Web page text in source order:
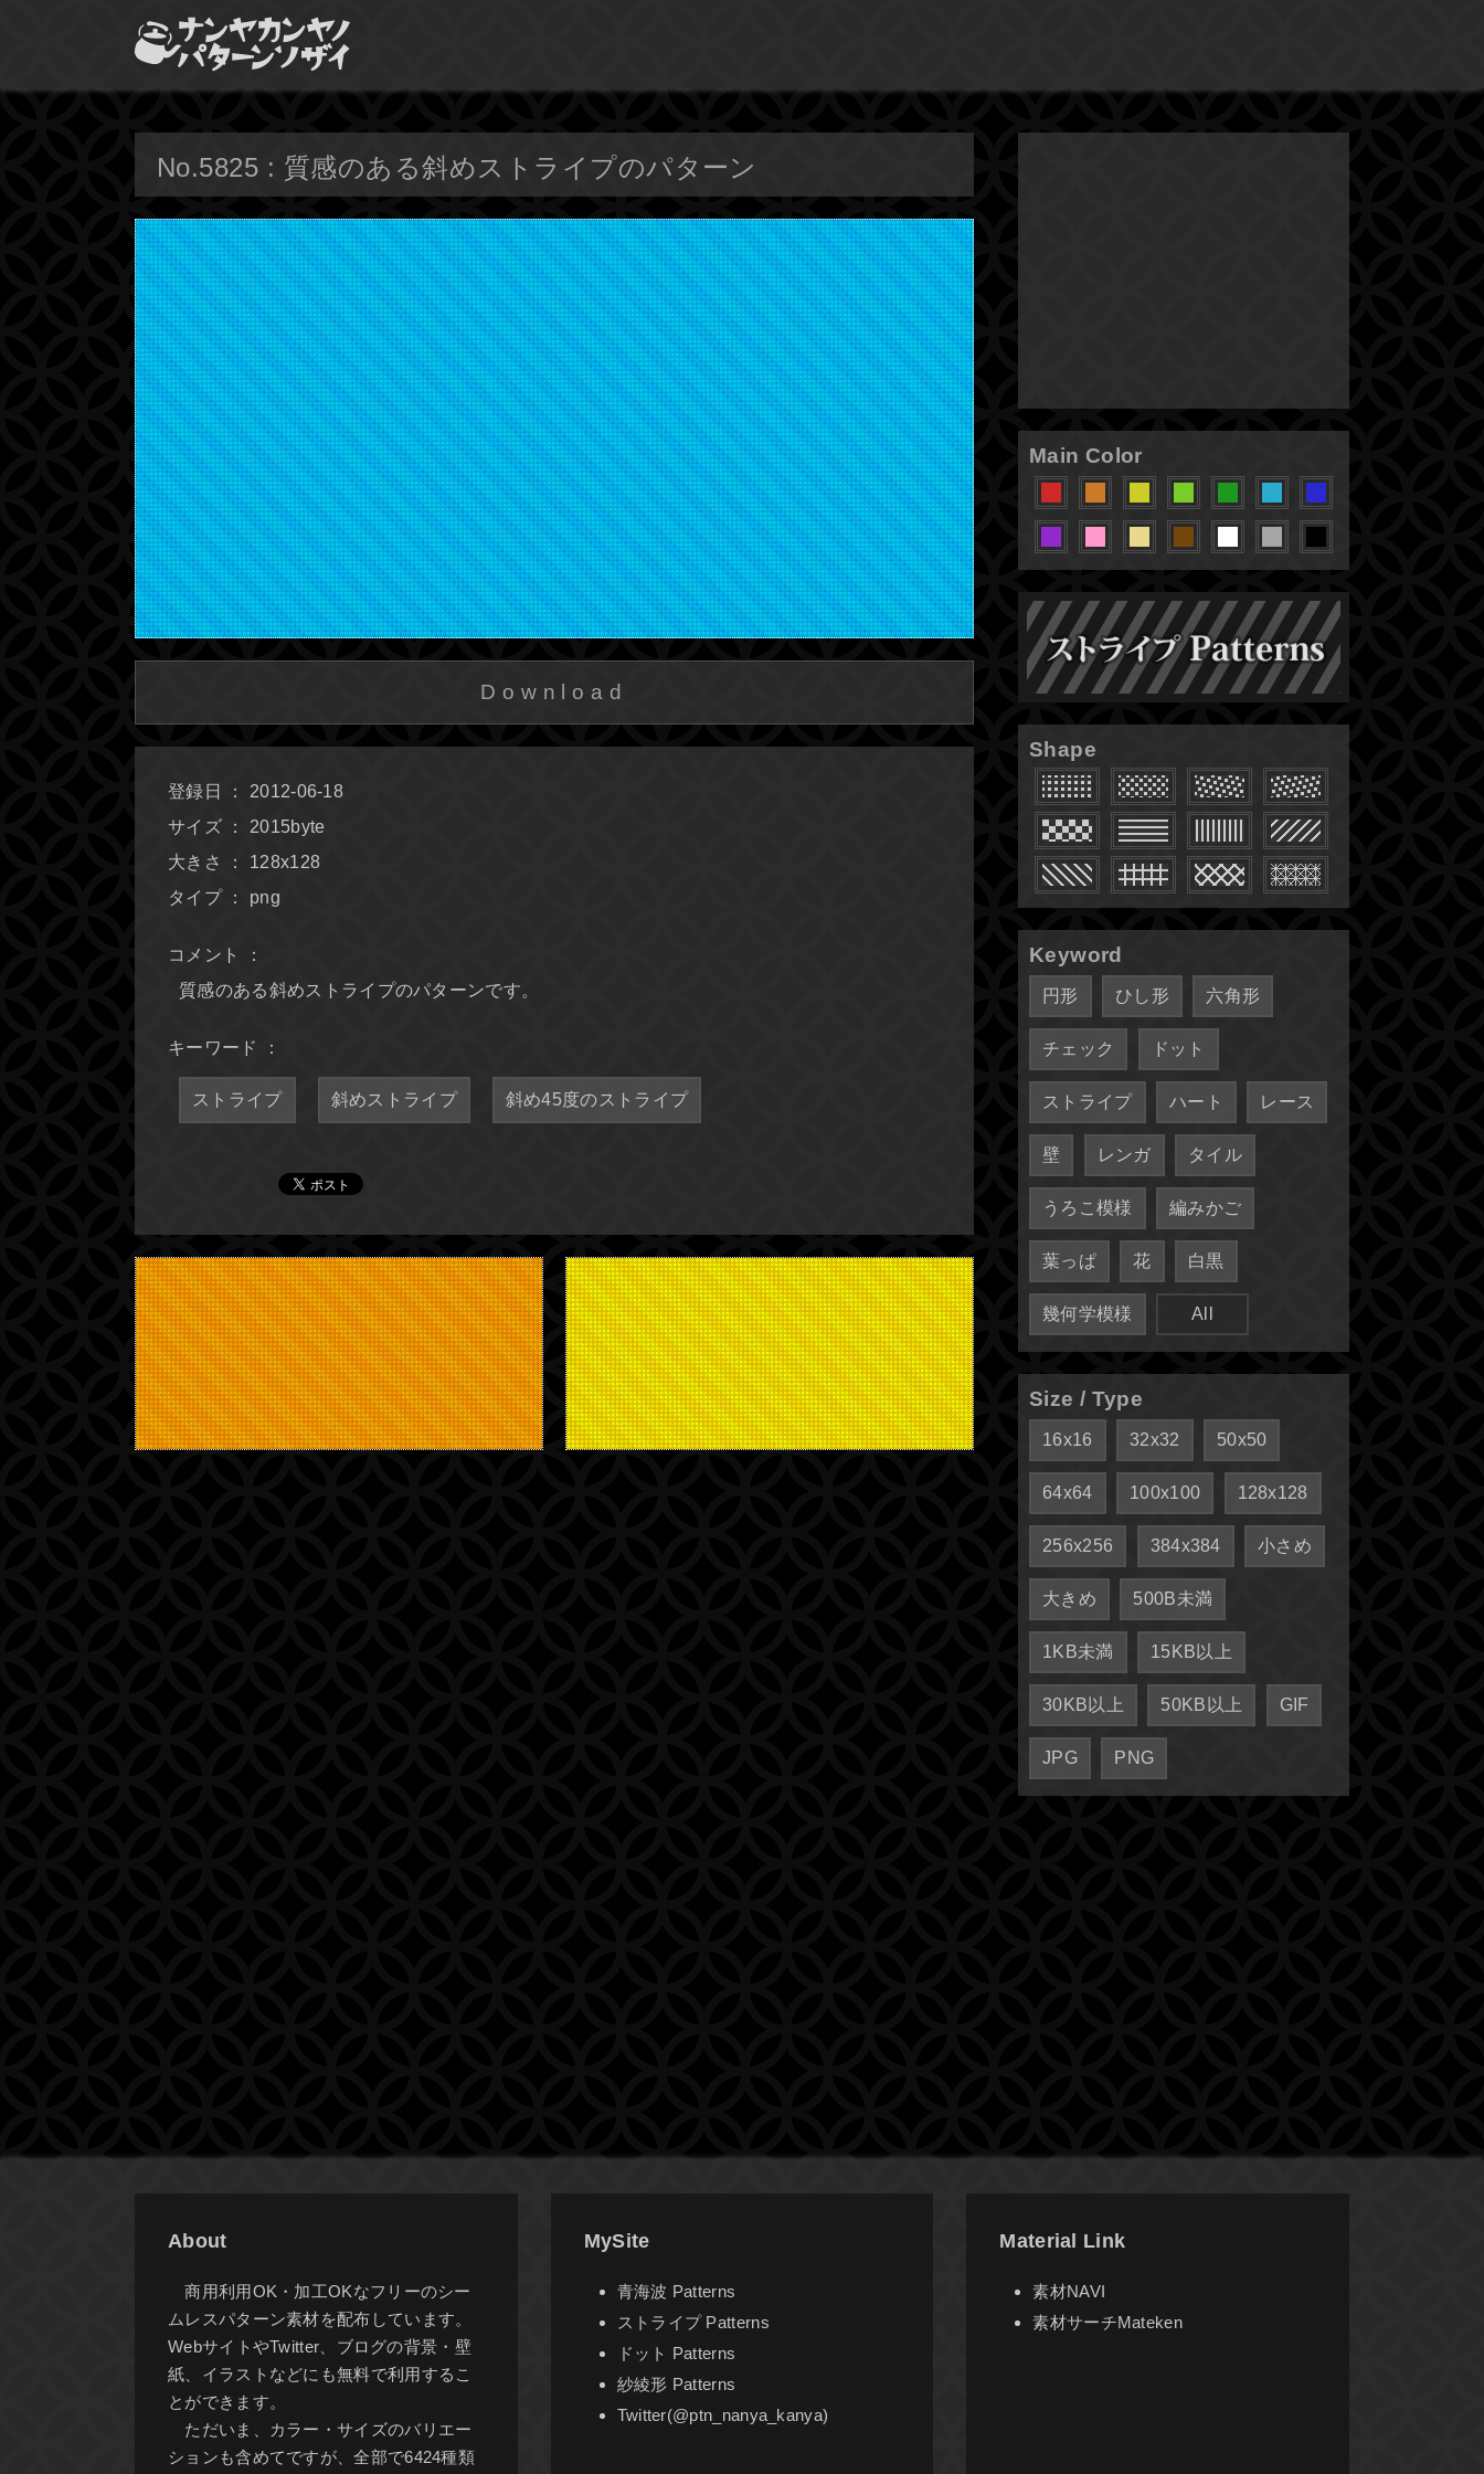
No.5825 : 質感のある斜めストライプのパターン
Download
登録日 ： 2012-06-18
サイズ ： 2015byte
大きさ ： 128x128
タイプ ： png
コメント ：
質感のある斜めストライプのパターンです。
キーワード ：
ストライプ 斜めストライプ 斜め45度のストライプ
Main Color
Shape
Keyword
円形 ひし形 六角形
チェック ドット
ストライプ ハート レース
壁 レンガ タイル
うろこ模様 編みかご
葉っぱ 花 白黒
幾何学模様 All
Size / Type
16x16 32x32 50x50
64x64 100x100 128x128
256x256 384x384 小さめ
大きめ 500B未満
1KB未満 15KB以上
30KB以上 50KB以上 GIF
JPG PNG
About
商用利用OK・加工OKなフリーのシー
ムレスパターン素材を配布しています。
WebサイトやTwitter、ブログの背景・壁
紙、イラストなどにも無料で利用するこ
とができます。
ただいま、カラー・サイズのバリエー
ションも含めてですが、全部で6424種類
MySite
青海波 Patterns
ストライプ Patterns
ドット Patterns
紗綾形 Patterns
Twitter(@ptn_nanya_kanya)
Material Link
素材NAVI
素材サーチMateken